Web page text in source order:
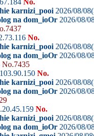
No.
karnizi_pooi 2026/08/
na dom_ioOr 2026/08/
No.
karnizi_pooi 2026/08/
na dom_ioOr 2026/08/
No.7435
No.
karnizi_pooi 2026/08/
na dom_ioOr 2026/08/
No.
karnizi_pooi 2026/08/
na dom_ioOr 2026/08/